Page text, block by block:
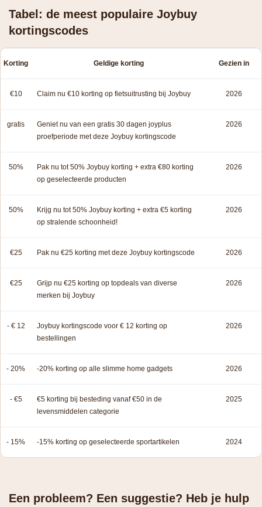
Tabel: de meest populaire Joybuy
kortingscodes
Korting Geldige korting Gezien in
€10 Claim nu €10 korting op fietsuitrusting bij Joybuy 2026
gratis
Geniet nu van een gratis 30 dagen joyplus
proefperiode met deze Joybuy kortingscode
2026
50%
Pak nu tot 50% Joybuy korting + extra €80 korting
op geselecteerde producten
2026
50%
Krijg nu tot 50% Joybuy korting + extra €5 korting
op stralende schoonheid!
2026
€25 Pak nu €25 korting met deze Joybuy kortingscode 2026
€25
Grijp nu €25 korting op topdeals van diverse
merken bij Joybuy
2026
- € 12
Joybuy kortingscode voor € 12 korting op
bestellingen
2026
- 20% -20% korting op alle slimme home gadgets 2026
- €5
€5 korting bij besteding vanaf €50 in de
levensmiddelen categorie
2025
- 15% -15% korting op geselecteerde sportartikelen 2024
Een probleem? Een suggestie? Heb je hulp